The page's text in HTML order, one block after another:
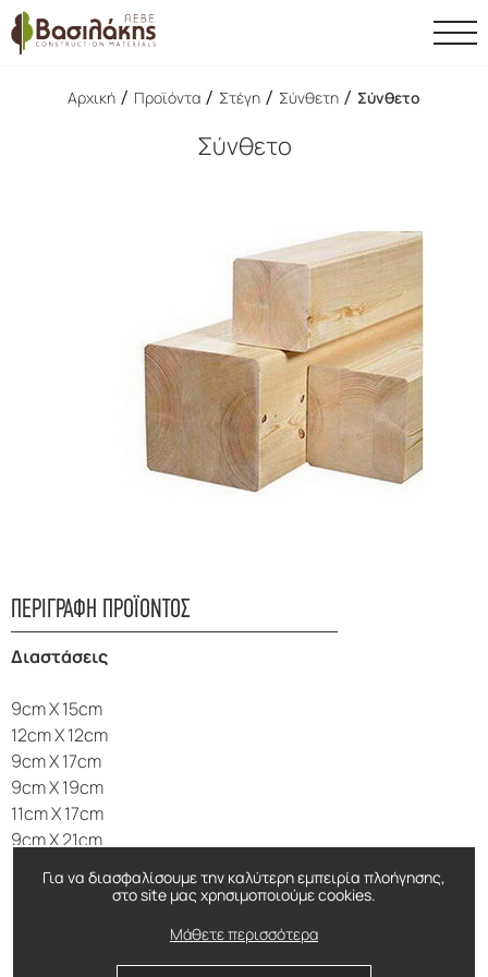
Για να διασφαλίσουμε την καλύτερη εμπειρία πλοήγησης,
στο site μας χρησιμοποιούμε cookies.
Μάθετε περισσότερα
Αρχική / Προϊόντα / Στέγη / Σύνθετη / Σύνθετο
Σύνθετο
ΠΕΡΙΓΡΑΦΗ ΠΡΟΪΟΝΤΟΣ
Διαστάσεις
9cm X 15cm
12cm X 12cm
9cm X 17cm
9cm X 19cm
11cm X 17cm
9cm X 21cm
15cm X 15cm
11cm X 21xm